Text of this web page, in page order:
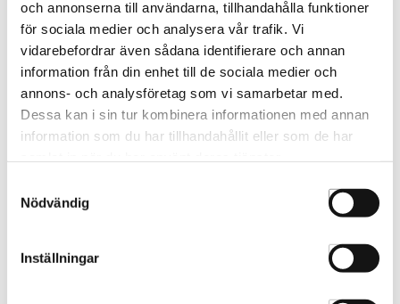
och annonserna till användarna, tillhandahålla funktioner
för sociala medier och analysera vår trafik. Vi
vidarebefordrar även sådana identifierare och annan
information från din enhet till de sociala medier och
annons- och analysföretag som vi samarbetar med.
Dessa kan i sin tur kombinera informationen med annan
information som du har tillhandahållit eller som de har
Nödvändig
Inställningar
Matrix High Amplify
Inshape Volume Volume